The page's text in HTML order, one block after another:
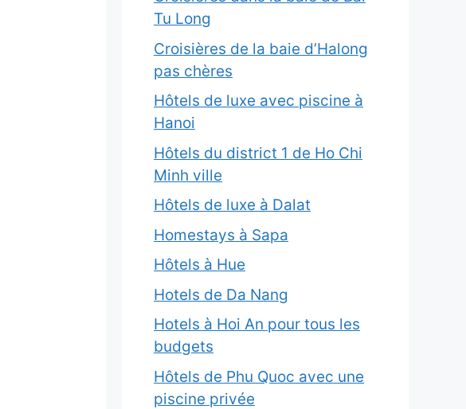
Tu Long
Croisières de la baie d’Halong
pas chères
Hôtels de luxe avec piscine à
Hanoi
Hôtels du district 1 de Ho Chi
Minh ville
Hôtels de luxe à Dalat
Homestays à Sapa
Hôtels à Hue
Hotels de Da Nang
Hotels à Hoi An pour tous les
budgets
Hôtels de Phu Quoc avec une
piscine privée